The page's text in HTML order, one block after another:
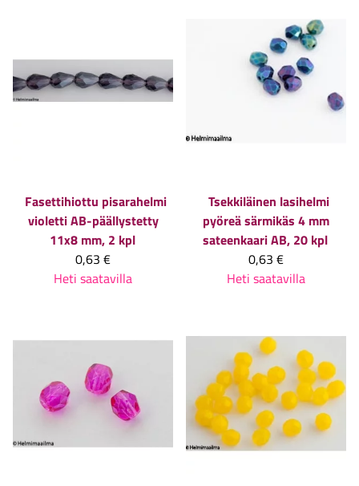
Fasettihiottu pisarahelmi
violetti AB-päällystetty
11x8 mm, 2 kpl
0,63 €
Heti saatavilla
Tsekkiläinen lasihelmi
pyöreä särmikäs 4 mm
sateenkaari AB, 20 kpl
0,63 €
Heti saatavilla